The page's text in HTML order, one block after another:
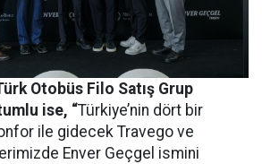
Otobüs Filo Satış Grup
ise, “Türkiye’nin dört bir
ile gidecek Travego ve
Enver Geçgel ismini